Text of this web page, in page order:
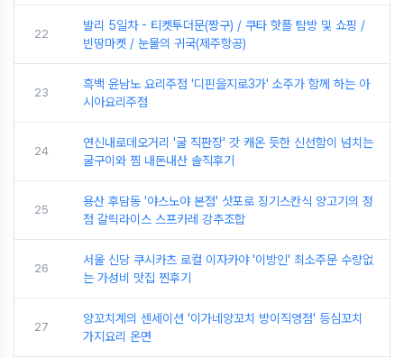
22
발리 5일차 - 티켓투더문(짱구) / 쿠타 핫플 탐방 및 쇼핑 /
빈땅마켓 / 눈물의 귀국(제주항공)
23
흑백 윤남노 요리주점 '디핀을지로3가' 소주가 함께 하는 아
시아요리주점
24
연신내로데오거리 '굴 직판장' 갓 캐온 듯한 신선함이 넘치는
굴구이와 찜 내돈내산 솔직후기
25
용산 후담동 '야스노야 본점' 삿포로 징기스칸식 양고기의 정
점 갈릭라이스 스프카레 강추조합
26
서울 신당 쿠시카츠 로컬 이자카야 '이방인' 최소주문 수량없
는 가성비 맛집 찐후기
27
양꼬치계의 센세이션 '이가네양꼬치 방이직영점' 등심꼬치
가지요리 온면